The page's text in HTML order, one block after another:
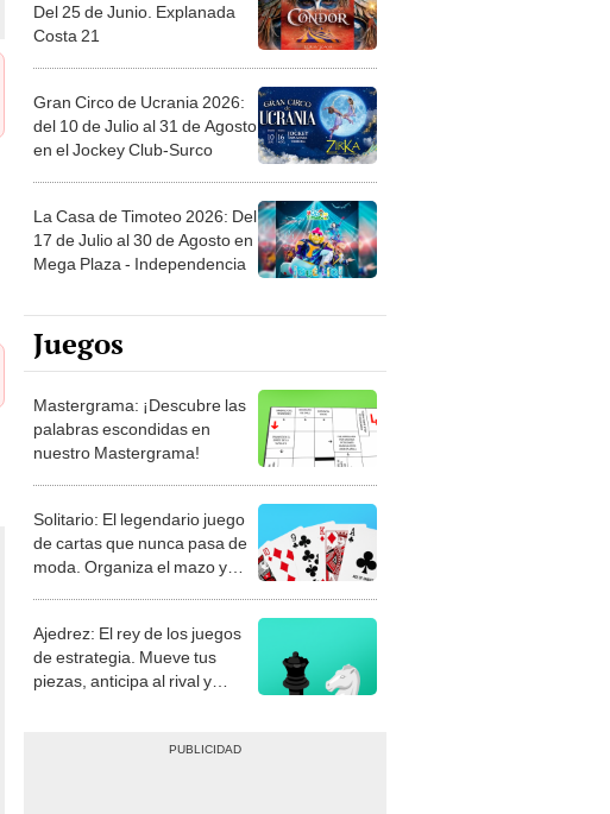
Del 25 de Junio. Explanada
Costa 21
Gran Circo de Ucrania 2026:
del 10 de Julio al 31 de Agosto
en el Jockey Club-Surco
La Casa de Timoteo 2026: Del
17 de Julio al 30 de Agosto en
Mega Plaza - Independencia
Juegos
Mastergrama: ¡Descubre las
palabras escondidas en
nuestro Mastergrama!
Solitario: El legendario juego
de cartas que nunca pasa de
moda. Organiza el mazo y
Ajedrez: El rey de los juegos
de estrategia. Mueve tus
piezas, anticipa al rival y